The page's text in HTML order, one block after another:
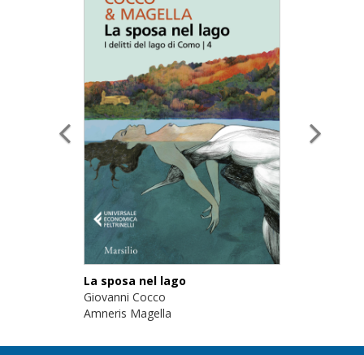
La sposa nel lago
Giovanni Cocco
Amneris Magella